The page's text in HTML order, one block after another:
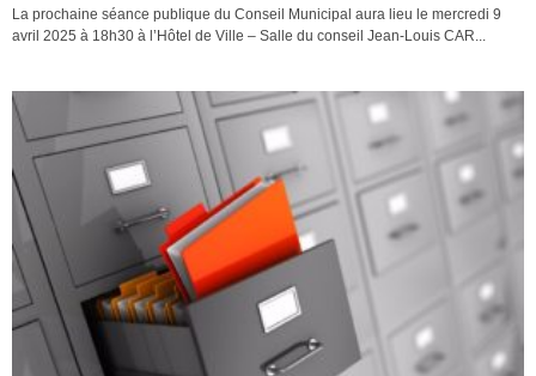
La prochaine séance publique du Conseil Municipal aura lieu le mercredi 9
avril 2025 à 18h30 à l’Hôtel de Ville – Salle du conseil Jean-Louis CAR...